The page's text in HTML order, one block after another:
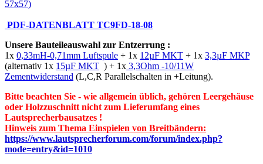
57x57)
PDF-DATENBLATT TC9FD-18-08
Unsere Bauteileauswahl zur Entzerrung :
1x 0,33mH-0,71mm Luftspule + 1x 12µF MKT + 1x 3,3µF MKP
(alternativ 1x 15µF MKT ) + 1x 3,3Ohm -10/11W
Zementwiderstand (L,C,R Parallelschalten in +Leitung).
Bitte beachten Sie - wie allgemein üblich, gehören Leergehäuse
oder Holzzuschnitt nicht zum Lieferumfang eines
Lautsprecherbausatzes !
Hinweis zum Thema Einspielen von Breitbändern:
https://www.lautsprecherforum.com/forum/index.php?
mode=entry&id=1010